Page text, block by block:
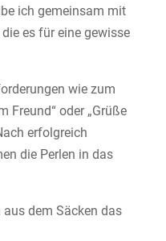
ich gemeinsam mit
es für eine gewisse
wie zum
Freund“ oder „Grüße
erfolgreich
die Perlen in das
dem Säcken das